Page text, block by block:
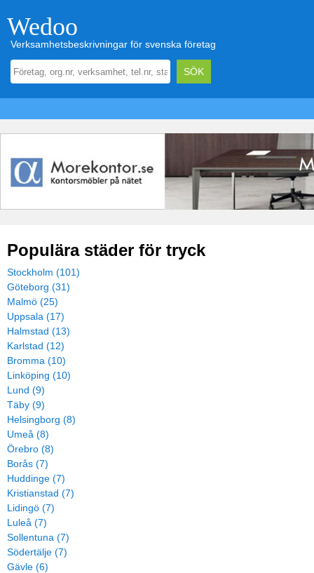
Wedoo
Verksamhetsbeskrivningar för svenska företag
Populära städer för tryck
Stockholm (101)
Göteborg (31)
Malmö (25)
Uppsala (17)
Halmstad (13)
Karlstad (12)
Bromma (10)
Linköping (10)
Lund (9)
Täby (9)
Helsingborg (8)
Umeå (8)
Örebro (8)
Borås (7)
Huddinge (7)
Kristianstad (7)
Lidingö (7)
Luleå (7)
Sollentuna (7)
Södertälje (7)
Gävle (6)